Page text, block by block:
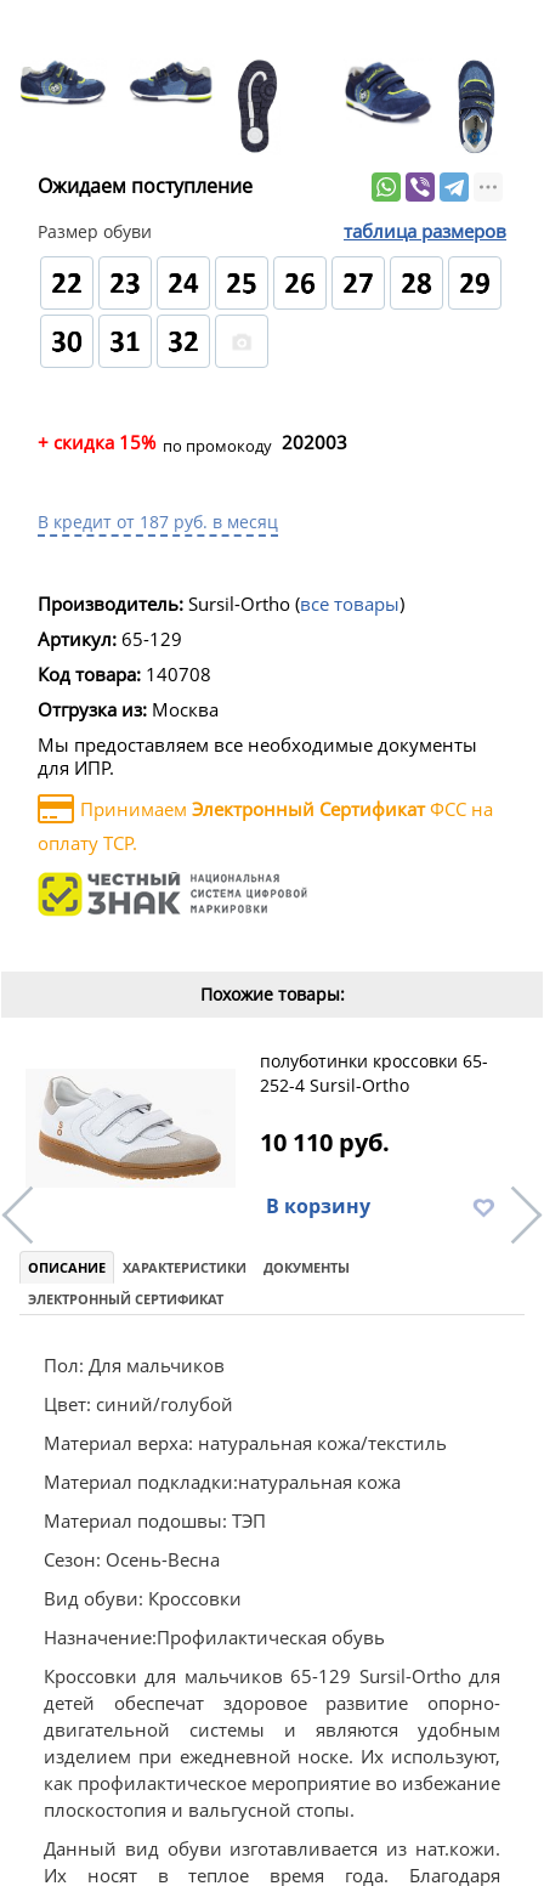
Ожидаем поступление
Размер обуви таблица размеров
+ скидка 15% по промокоду 202003
В кредит от 187 руб. в месяц
Производитель: Sursil-Ortho (все товары)
Артикул: 65-129
Код товара: 140708
Отгрузка из: Москва
Мы предоставляем все необходимые документы
для ИПР.
Принимаем Электронный СертификатФСС на
оплату ТСР.
Похожие товары:
полуботинки кроссовки 65-
252-4 Sursil-Ortho
10 110 руб.
В корзину
ОПИСАНИЕ ХАРАКТЕРИСТИКИ
ДОКУМЕНТЫ
ЭЛЕКТРОННЫЙ СЕРТИФИКАТ
Пол: Для мальчиков
Цвет: синий/голубой
Материал верха: натуральная кожа/текстиль
Материал подкладки:натуральная кожа
Материал подошвы: ТЭП
Сезон: Осень-Весна
Вид обуви: Кроссовки
Назначение:Профилактическая обувь
Кроссовки для мальчиков 65-129 Sursil-Ortho для
детей обеспечат здоровое развитие опорно-
двигательной системы и являются удобным
изделием при ежедневной носке. Их используют,
как профилактическое мероприятие во избежание
плоскостопия и вальгусной стопы.
Данный вид обуви изготавливается из нат.кожи.
Их носят в теплое время года. Благодаря